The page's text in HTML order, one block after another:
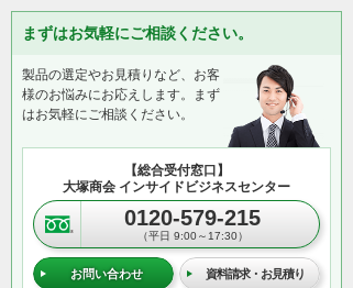
まずはお気軽にご相談ください。
製品の選定やお見積りなど、お客
様のお悩みにお応えします。まず
はお気軽にご相談ください。
【総合受付窓口】
大塚商会 インサイドビジネスセンター
0120-579-215
（平日 9:00～17:30）
お問い合わせ 資料請求・お見積り